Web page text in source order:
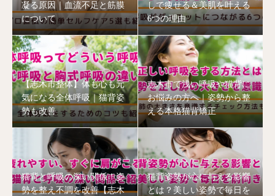
凝る原因｜血流不足と筋膜
について
しで痩せる＆美肌を叶える
6つの理由
【志木市整体】体も心も元
気になる全体呼吸｜猫背姿
勢も改善
志木市で浅い呼吸や猫背に
お悩みの方へ｜姿勢から整
える本格猫背矯正
猫背と呼吸の深い関係！姿
勢を整え不調を改善【志木
猫背姿勢が心に与える影響
とは？美しい姿勢で毎日を